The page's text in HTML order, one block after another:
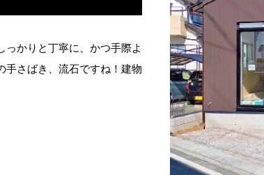
っかりと丁寧に、かつ手際よ
手さばき、流石ですね！建物